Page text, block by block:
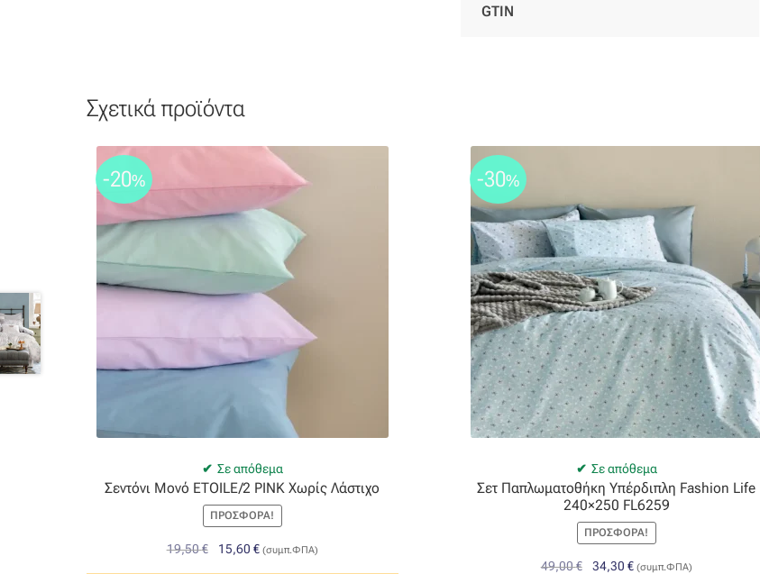
GTIN
Σχετικά προϊόντα
Σε απόθεμα
-20%
Σεντόνι Μονό ETOILE/2 PINK Χωρίς Λάστιχο
ΠΡΟΣΦΟΡΆ!
19,50€
Original
15,60€Η(συμπ.ΦΠΑ)
Σε απόθεμα
-30%
Σετ Παπλωματοθήκη Υπέρδιπλη Fashion Life
240×250 FL6259
ΠΡΟΣΦΟΡΆ!
49,00€
Original
34,30€Η(συμπ.ΦΠΑ)